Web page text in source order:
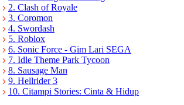
2. Clash of Royale
3. Coromon
4. Swordash
5. Roblox
6. Sonic Force - Gim Lari SEGA
7. Idle Theme Park Tycoon
8. Sausage Man
9. Hellrider 3
10. Citampi Stories: Cinta & Hidup